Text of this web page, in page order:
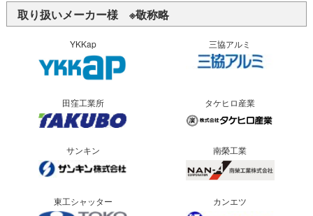
取り扱いメーカー様 ※敬称略
YKKap 三協アルミ
田窪工業所 タケヒロ産業
サンキン 南榮工業
東工シャッター カンエツ